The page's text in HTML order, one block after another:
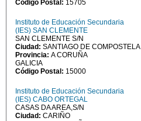
Código Postal: 15705
Instituto de Educación Secundaria
(IES) SAN CLEMENTE
SAN CLEMENTE S/N
Ciudad: SANTIAGO DE COMPOSTELA
Provincia: A CORUÑA
GALICIA
Código Postal: 15000
Instituto de Educación Secundaria
(IES) CABO ORTEGAL
CASAS DA AREA,S/N
Ciudad: CARIÑO